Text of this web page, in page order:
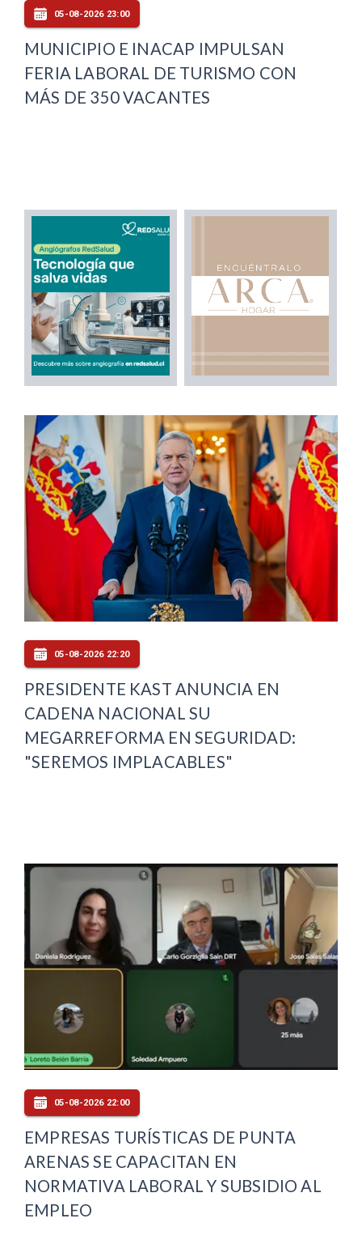
05-08-2026 23:00
MUNICIPIO E INACAP IMPULSAN
FERIA LABORAL DE TURISMO CON
MÁS DE 350 VACANTES
05-08-2026 22:20
PRESIDENTE KAST ANUNCIA EN
CADENA NACIONAL SU
MEGARREFORMA EN SEGURIDAD:
"SEREMOS IMPLACABLES"
05-08-2026 22:00
EMPRESAS TURÍSTICAS DE PUNTA
ARENAS SE CAPACITAN EN
NORMATIVA LABORAL Y SUBSIDIO AL
EMPLEO